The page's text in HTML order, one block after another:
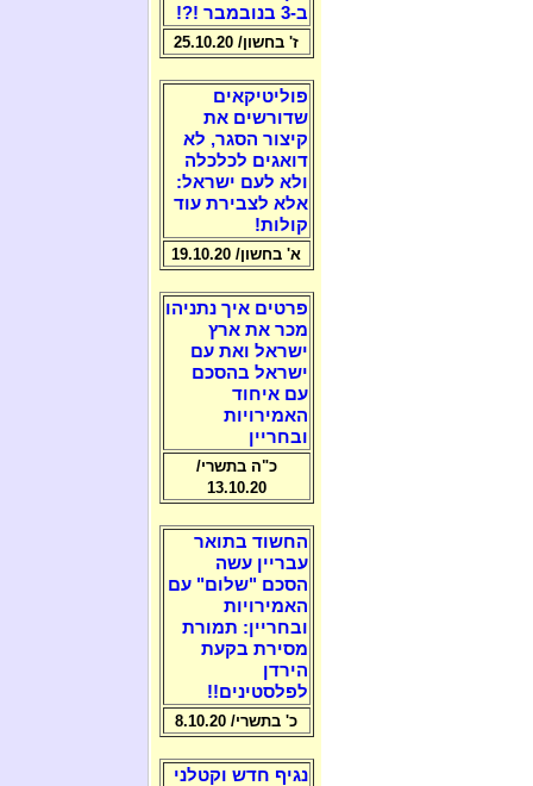
ב-3 בנובמבר !?!
ז' בחשון/ 25.10.20
פוליטיקאים
שדורשים את
קיצור הסגר, לא
דואגים לכלכלה
ולא לעם ישראל:
אלא לצבירת עוד
קולות!
א' בחשון/ 19.10.20
פרטים איך נתניהו
מכר את ארץ
ישראל ואת עם
ישראל בהסכם
עם איחוד
האמירויות
ובחריין
כ"ה בתשרי/
13.10.20
החשוד בתואר
עבריין עשה
הסכם "שלום" עם
האמירויות
ובחריין: תמורת
מסירת בקעת
הירדן
לפלסטינים!!
כ' בתשרי/ 8.10.20
נגיף חדש וקטלני